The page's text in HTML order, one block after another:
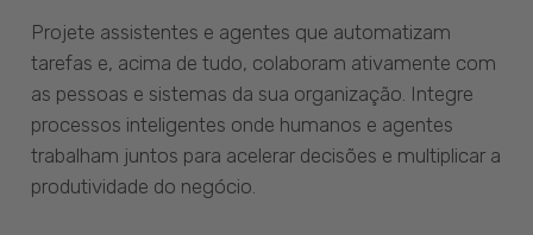
Projete assistentes e agentes que automatizam
tarefas e, acima de tudo, colaboram ativamente com
as pessoas e sistemas da sua organização. Integre
processos inteligentes onde humanos e agentes
trabalham juntos para acelerar decisões e multiplicar a
produtividade do negócio.